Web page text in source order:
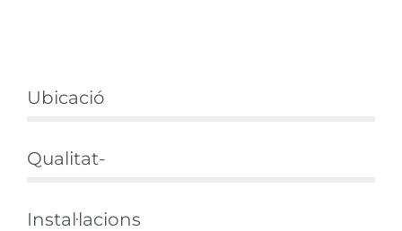
Ubicació
Qualitat-
Instal·lacions